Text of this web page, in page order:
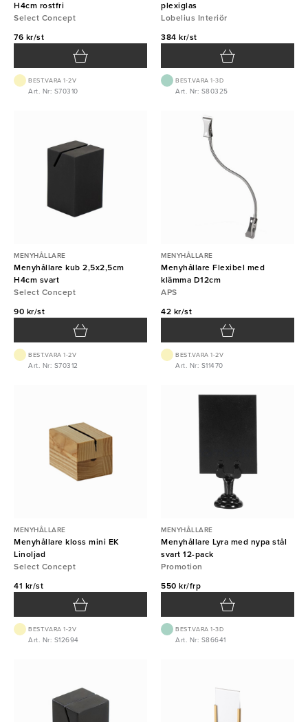
H4cm rostfri
Select Concept
76 kr/st
BEST.VARA 1-2V
Art. Nr: S70310
plexiglas
Lobelius Interiör
384 kr/st
BEST.VARA 1-3D
Art. Nr: S80325
MENYHÅLLARE
Menyhållare kub 2,5x2,5cm
H4cm svart
Select Concept
90 kr/st
BEST.VARA 1-2V
Art. Nr: S70312
MENYHÅLLARE
Menyhållare Flexibel med
klämma D12cm
APS
42 kr/st
BEST.VARA 1-2V
Art. Nr: S11470
MENYHÅLLARE
Menyhållare kloss mini EK
Linoljad
Select Concept
41 kr/st
BEST.VARA 1-2V
Art. Nr: S12694
MENYHÅLLARE
Menyhållare Lyra med nypa stål
svart 12-pack
Promotion
550 kr/frp
BEST.VARA 1-3D
Art. Nr: S86641